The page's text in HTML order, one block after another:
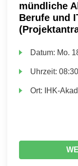
mündliche
Berufe und
Datum: Mo.
Uhrzeit:
Ort: IHK-